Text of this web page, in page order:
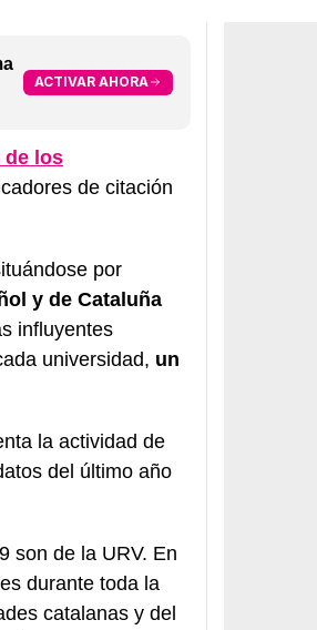
ACTIVAR AHORA
de los
de citación
por
y de Cataluña
influyentes
universidad, un
la actividad de
del último año
son de la URV. En
durante toda la
catalanas y del